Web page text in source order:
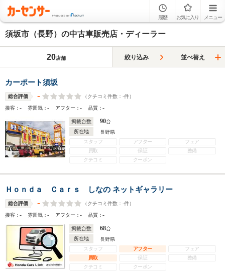
履歴 お気に入り メニュー
須坂市（長野）の中古車販売店・ディーラー
20店舗 絞り込み 並べ替え
カーポート須坂
総合評価 - （クチコミ件数： -件）
接客：- 雰囲気：- アフター：- 品質：-
掲載台数 90台
所在地
長野県
スタッフ
アフター
フェア
買取
保証
整備
クチコミ
クーポン
Ｈｏｎｄａ Ｃａｒｓ しなの ネットギャラリー
総合評価 - （クチコミ件数： -件）
接客：- 雰囲気：- アフター：- 品質：-
掲載台数 68台
所在地
長野県
スタッフ
アフター
フェア
買取
保証
整備
クチコミ
クーポン